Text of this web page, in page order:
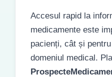
Accesul rapid la
medicamente este
pacienți, cât și
domeniul medical.